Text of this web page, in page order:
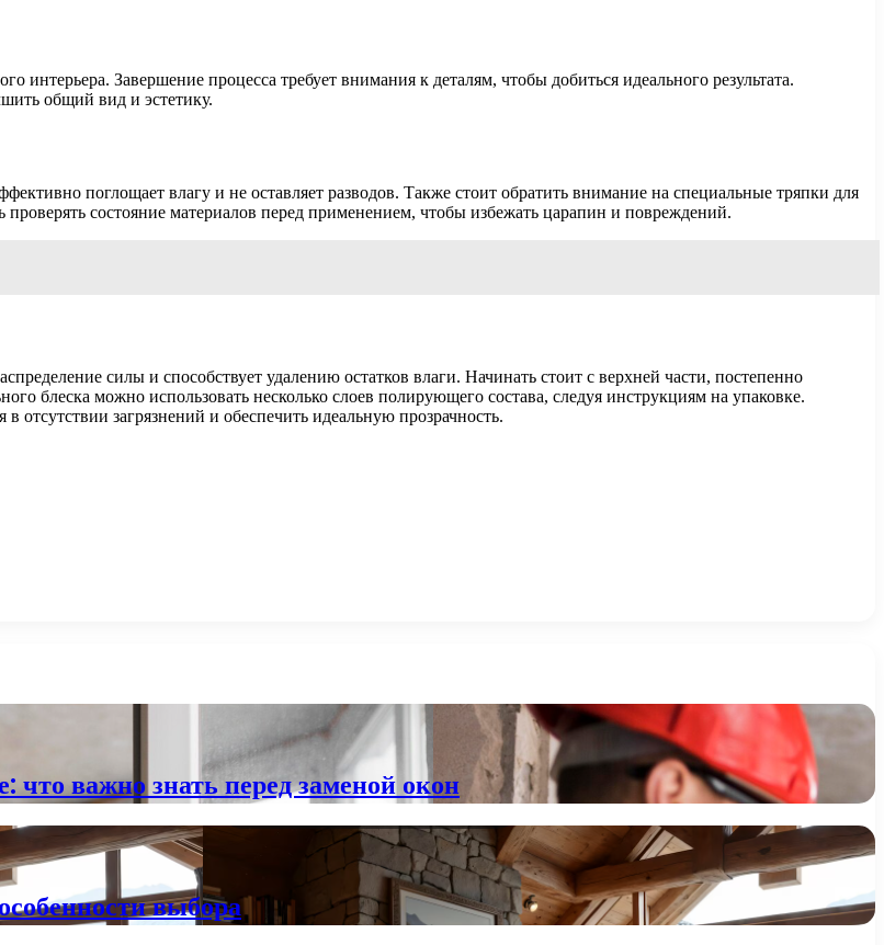
Завершение процесса требует внимания к деталям, чтобы добиться идеального результата.
общий вид и эстетику.
поглощает влагу и не оставляет разводов. Также стоит обратить внимание на специальные тряпки для
состояние материалов перед применением, чтобы избежать царапин и повреждений.
силы и способствует удалению остатков влаги. Начинать стоит с верхней части, постепенно
блеска можно использовать несколько слоев полирующего состава, следуя инструкциям на упаковке.
отсутствии загрязнений и обеспечить идеальную прозрачность.
важно знать перед заменой окон
выбора